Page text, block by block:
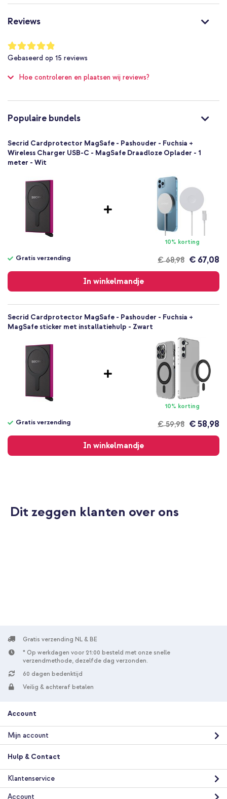
CfM-Fuchsia
MagSafe Compatible
Smartphone
Reviews
Waardering:
97
%
of
Gebaseerd op 15 reviews
Hoe controleren en plaatsen wij reviews?
Populaire bundels
Secrid Cardprotector MagSafe - Pashouder - Fuchsia +
Wireless Charger USB-C - MagSafe Draadloze Oplader - 1
meter - Wit
10% korting
€ 68,98
Gratis verzending € 67,08
In winkelmandje
verzending
Secrid Cardprotector MagSafe - Pashouder - Fuchsia +
MagSafe sticker met installatiehulp - Zwart
10% korting
€ 59,98
Gratis verzending € 58,98
In winkelmandje
verzending
Dit zeggen klanten over ons
Gratis verzending NL & BE
* Op werkdagen voor 21:00 besteld met onze snelle
verzendmethode, dezelfde dag verzonden.
60 dagen bedenktijd
Veilig & achteraf betalen
Account
Mijn account
Hulp & Contact
Klantenservice
Account